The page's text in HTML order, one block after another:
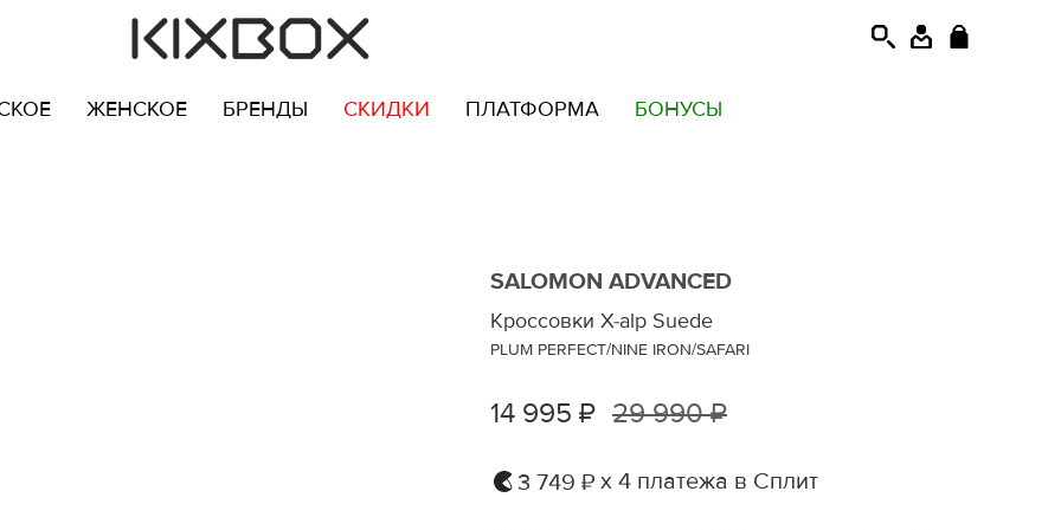
ЖЕНСКОЕ БРЕНДЫ СКИДКИ ПЛАТФОРМА БОНУСЫ
SALOMON ADVANCED
Кроссовки X-alp Suede
PLUM PERFECT/NINE IRON/SAFARI
14 995 ₽ 29 990 ₽
3 749 ₽ х 4 платежа в Сплит